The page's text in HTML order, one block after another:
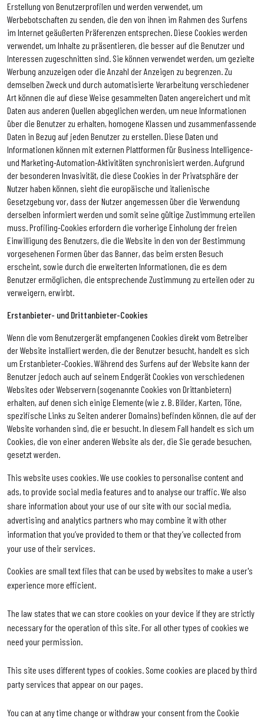
Erstellung von Benutzerprofilen und werden verwendet, um
Werbebotschaften zu senden, die den von ihnen im Rahmen des Surfens
im Internet geäußerten Präferenzen entsprechen. Diese Cookies werden
verwendet, um Inhalte zu präsentieren, die besser auf die Benutzer und
Interessen zugeschnitten sind. Sie können verwendet werden, um gezielte
Werbung anzuzeigen oder die Anzahl der Anzeigen zu begrenzen. Zu
demselben Zweck und durch automatisierte Verarbeitung verschiedener
Art können die auf diese Weise gesammelten Daten angereichert und mit
Daten aus anderen Quellen abgeglichen werden, um neue Informationen
über die Benutzer zu erhalten, homogene Klassen und zusammenfassende
Daten in Bezug auf jeden Benutzer zu erstellen. Diese Daten und
Informationen können mit externen Plattformen für Business Intelligence-
und Marketing-Automation-Aktivitäten synchronisiert werden. Aufgrund
der besonderen Invasivität, die diese Cookies in der Privatsphäre der
Nutzer haben können, sieht die europäische und italienische
Gesetzgebung vor, dass der Nutzer angemessen über die Verwendung
derselben informiert werden und somit seine gültige Zustimmung erteilen
muss. Profiling-Cookies erfordern die vorherige Einholung der freien
Einwilligung des Benutzers, die die Website in den von der Bestimmung
vorgesehenen Formen über das Banner, das beim ersten Besuch
erscheint, sowie durch die erweiterten Informationen, die es dem
Benutzer ermöglichen, die entsprechende Zustimmung zu erteilen oder zu
verweigern, erwirbt.
Erstanbieter- und Drittanbieter-Cookies
Wenn die vom Benutzergerät empfangenen Cookies direkt vom Betreiber
der Website installiert werden, die der Benutzer besucht, handelt es sich
um Erstanbieter-Cookies. Während des Surfens auf der Website kann der
Benutzer jedoch auch auf seinem Endgerät Cookies von verschiedenen
Websites oder Webservern (sogenannte Cookies von Drittanbietern)
erhalten, auf denen sich einige Elemente (wie z. B. Bilder, Karten, Töne,
spezifische Links zu Seiten anderer Domains) befinden können, die auf der
Website vorhanden sind, die er besucht. In diesem Fall handelt es sich um
Cookies, die von einer anderen Website als der, die Sie gerade besuchen,
gesetzt werden.
This website uses cookies. We use cookies to personalise content and
ads, to provide social media features and to analyse our traffic. We also
share information about your use of our site with our social media,
advertising and analytics partners who may combine it with other
information that you’ve provided to them or that they’ve collected from
your use of their services.
Cookies are small text files that can be used by websites to make a user's
experience more efficient.
The law states that we can store cookies on your device if they are strictly
necessary for the operation of this site. For all other types of cookies we
need your permission.
This site uses different types of cookies. Some cookies are placed by third
party services that appear on our pages.
You can at any time change or withdraw your consent from the Cookie